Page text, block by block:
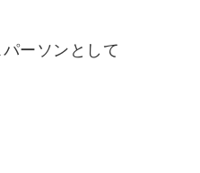
ーソンとして